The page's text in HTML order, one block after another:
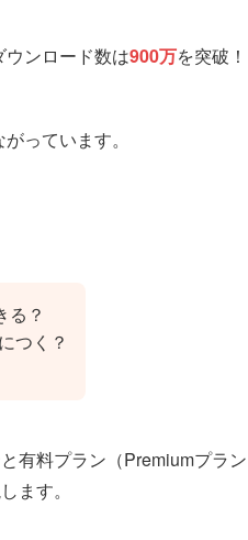
ンロード数は900万を突破！
っています。
る？
つく？
有料プラン（Premiumプラ
ます。